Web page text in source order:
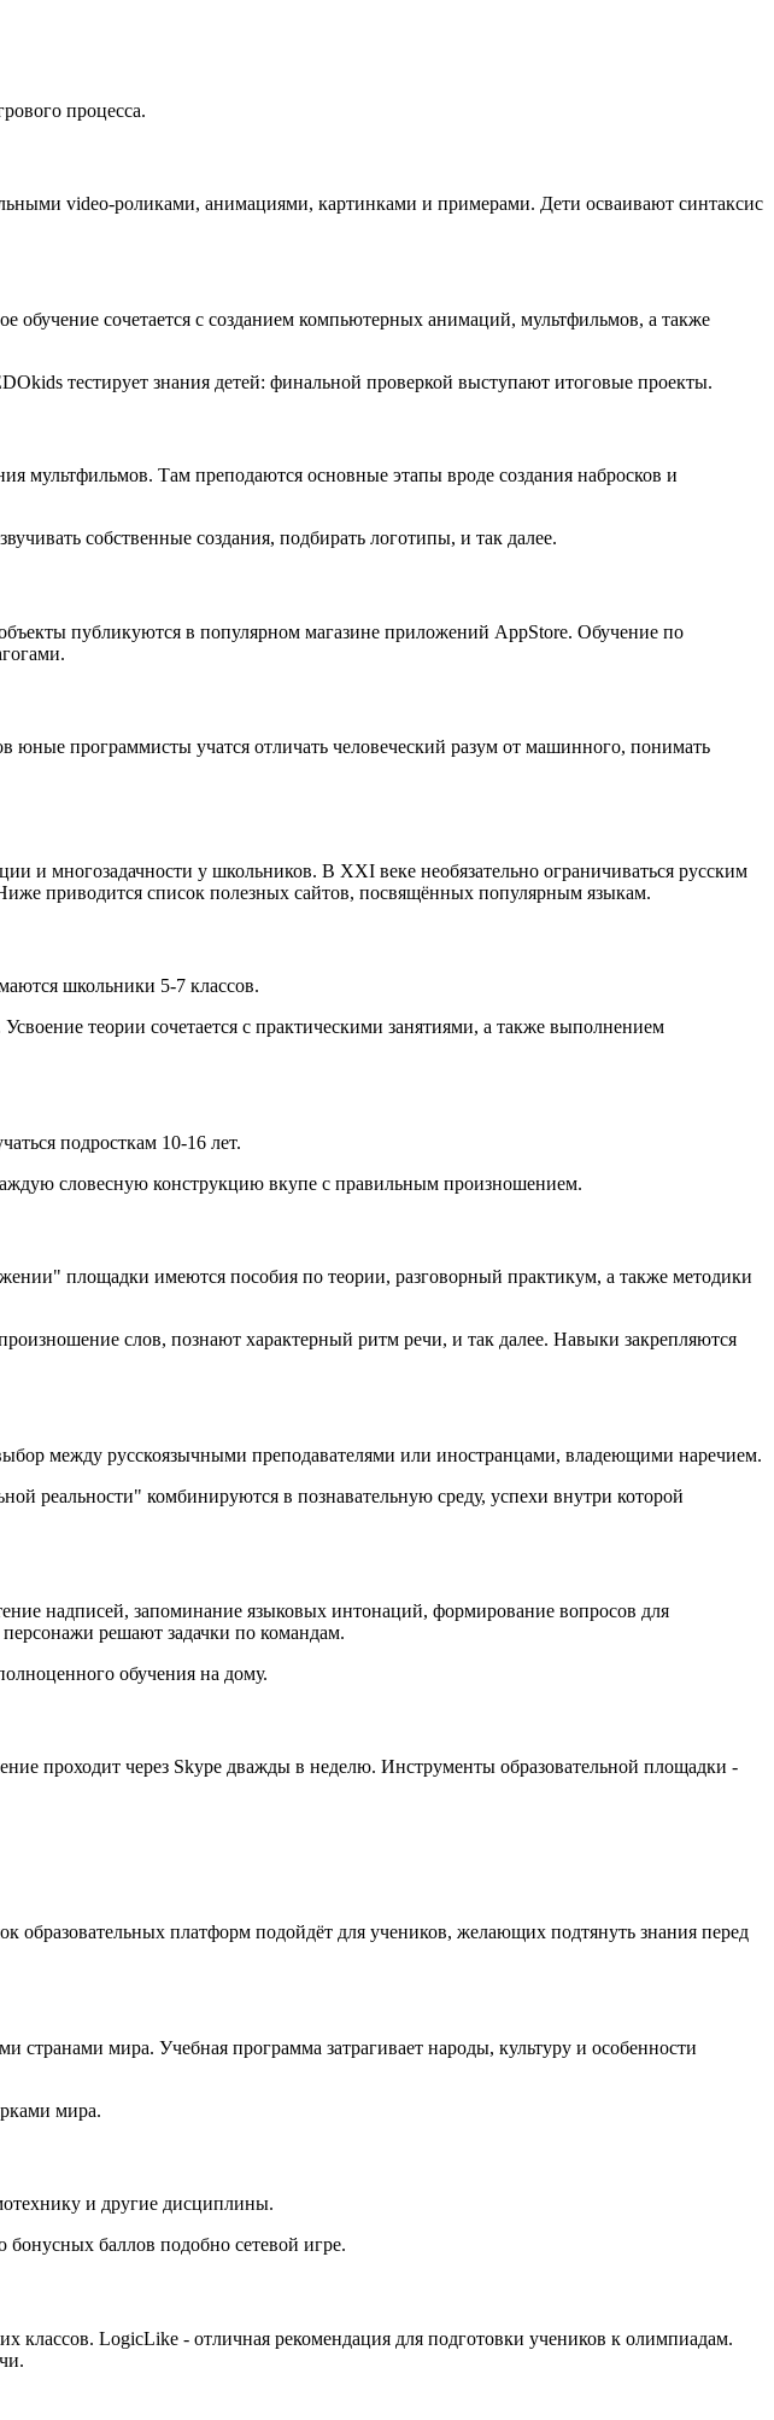
процесса.
video-роликами, анимациями, картинками и примерами. Дети осваивают синтаксис
обучение сочетается с созданием компьютерных анимаций, мультфильмов, а также
тестирует знания детей: финальной проверкой выступают итоговые проекты.
мультфильмов. Там преподаются основные этапы вроде создания набросков и
собственные создания, подбирать логотипы, и так далее.
публикуются в популярном магазине приложений AppStore. Обучение по
юные программисты учатся отличать человеческий разум от машинного, понимать
многозадачности у школьников. В XXI веке необязательно ограничиваться русским
приводится список полезных сайтов, посвящённых популярным языкам.
школьники 5-7 классов.
теории сочетается с практическими занятиями, а также выполнением
подросткам 10-16 лет.
словесную конструкцию вкупе с правильным произношением.
площадки имеются пособия по теории, разговорный практикум, а также методики
слов, познают характерный ритм речи, и так далее. Навыки закрепляются
между русскоязычными преподавателями или иностранцами, владеющими наречием.
реальности" комбинируются в познавательную среду, успехи внутри которой
надписей, запоминание языковых интонаций, формирование вопросов для
решают задачки по командам.
обучения на дому.
проходит через Skype дважды в неделю. Инструменты образовательной площадки -
платформ подойдёт для учеников, желающих подтянуть знания перед
странами мира. Учебная программа затрагивает народы, культуру и особенности
мира.
и другие дисциплины.
баллов подобно сетевой игре.
LogicLike - отличная рекомендация для подготовки учеников к олимпиадам.